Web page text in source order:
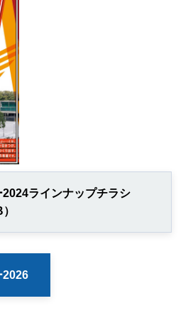
ラインナップチラシ
2026